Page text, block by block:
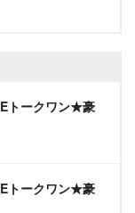
トークワン★豪
トークワン★豪